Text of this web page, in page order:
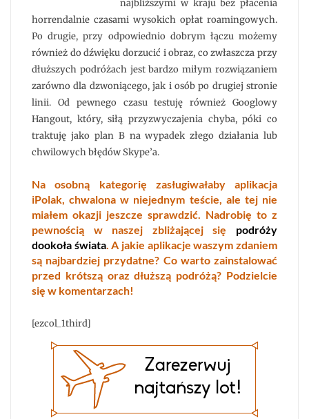
najbliższymi w kraju bez płacenia
horrendalnie czasami wysokich opłat roamingowych.
Po drugie, przy odpowiednio dobrym łączu możemy
również do dźwięku dorzucić i obraz, co zwłaszcza przy
dłuższych podróżach jest bardzo miłym rozwiązaniem
zarówno dla dzwoniącego, jak i osób po drugiej stronie
linii. Od pewnego czasu testuję również Googlowy
Hangout, który, siłą przyzwyczajenia chyba, póki co
traktuję jako plan B na wypadek złego działania lub
chwilowych błędów Skype’a.
Na osobną kategorię zasługiwałaby aplikacja
iPolak, chwalona w niejednym teście, ale tej nie
miałem okazji jeszcze sprawdzić. Nadrobię to z
pewnością w naszej zbliżającej się podróży
dookoła świata. A jakie aplikacje waszym zdaniem
są najbardziej przydatne? Co warto zainstalować
przed krótszą oraz dłuższą podróżą? Podzielcie
się w komentarzach!
[ezcol_1third]